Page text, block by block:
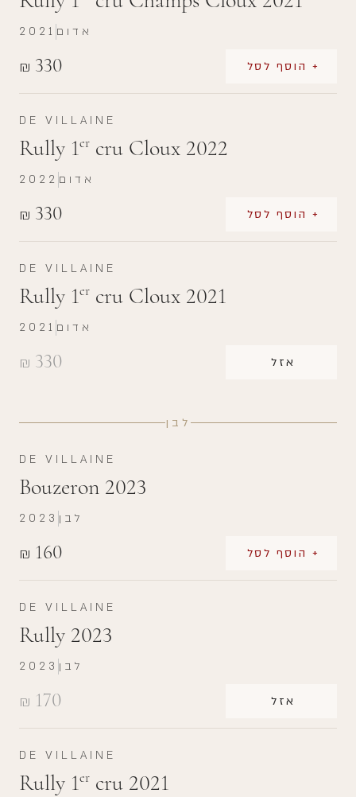
₪ 330 + הוסף לסל
2021 אדום
DE VILLAINE
Rully 1er cru Cloux 2022
₪ 330 + הוסף לסל
2022 אדום
DE VILLAINE
Rully 1er cru Cloux 2021
₪ 330 אזל
2021 אדום
לבן
DE VILLAINE
Bouzeron 2023
₪ 160 + הוסף לסל
2023 לבן
DE VILLAINE
Rully 2023
₪ 170 אזל
2023 לבן
DE VILLAINE
Rully 1er cru 2021